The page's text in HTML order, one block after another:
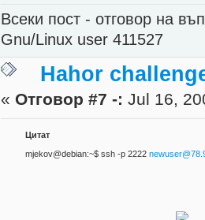
Всеки пост - отговор на
Gnu/Linux user 411527
Hahor
« Отговор #7 -: Jul 16,
Цитат
mjekov@debian:~$ ssh -p 2222